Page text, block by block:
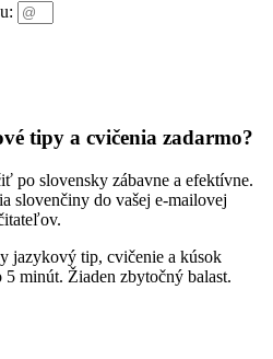
tipy a cvičenia zadarmo?
po slovensky zábavne a efektívne.
slovenčiny do vašej e-mailovej
jazykový tip, cvičenie a kúsok
minút. Žiaden zbytočný balast.